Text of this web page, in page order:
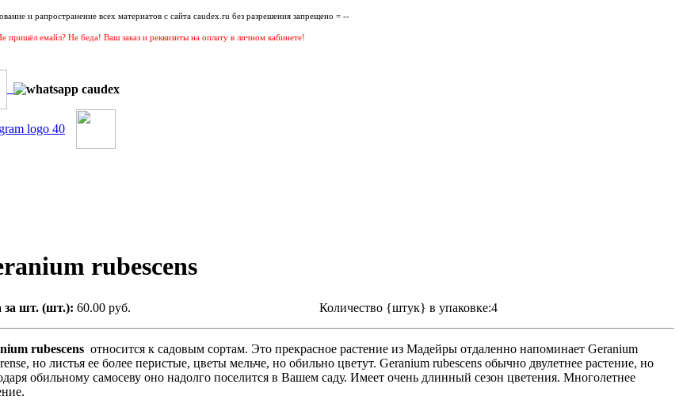
и рапространение всех материатов с сайта caudex.ru без разрешения запрещено = --
пришёл емайл? Не беда! Ваш заказ и реквизиты на оплату в личном кабинете!
rubescens
за шт. (шт.): 60.00 руб. Количество {штук} в упаковке:4
rubescens относится к садовым сортам. Это прекрасное растение из Мадейры отдаленно напоминает Geranium
но листья ее более перистые, цветы мельче, но обильно цветут. Geranium rubescens обычно двулетнее растение, но
обильному самосеву оно надолго поселится в Вашем саду. Имеет очень длинный сезон цветения. Многолетнее